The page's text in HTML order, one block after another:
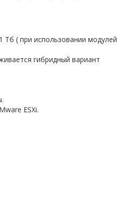
( при использовании модулей
гибридный вариант
ESXi.